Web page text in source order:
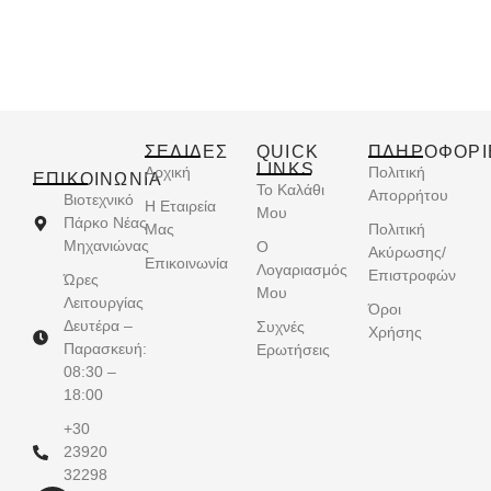
ΕΠΙΚΟΙΝΩΝΊΑ
Βιοτεχνικό
Πάρκο Νέας
Μηχανιώνας
Ώρες
Λειτουργίας
Δευτέρα –
Παρασκευή:
08:30 –
18:00
+30
23920
32298
ΣΕΛΙΔΕΣ
Αρχική
Η Εταιρεία
Μας
Επικοινωνία
QUICK
LINKS
Το Καλάθι
Μου
Ο
Λογαριασμός
Μου
Συχνές
Ερωτήσεις
Πολιτική
Απορρήτου
Πολιτική
Ακύρωσης/
Επιστροφών
Όροι
Χρήσης